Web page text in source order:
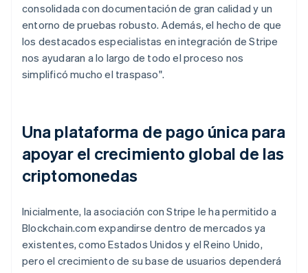
consolidada con documentación de gran calidad y un
entorno de pruebas robusto. Además, el hecho de que
los destacados especialistas en integración de Stripe
nos ayudaran a lo largo de todo el proceso nos
simplificó mucho el traspaso".
Una plataforma de pago única para
apoyar el crecimiento global de las
criptomonedas
Inicialmente, la asociación con Stripe le ha permitido a
Blockchain.com expandirse dentro de mercados ya
existentes, como Estados Unidos y el Reino Unido,
pero el crecimiento de su base de usuarios dependerá